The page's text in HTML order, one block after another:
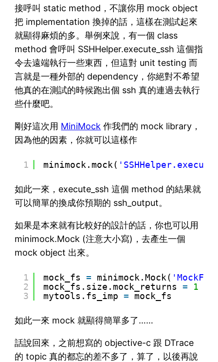
接呼叫 static method，不讓你用 mock object
把 implementation 換掉的話，這樣在測試起來
就顯得麻煩的多。舉例來說，有一個 class
method 會呼叫 SSHHelper.execute_ssh 這個指
令去遠端執行一些東西，但這對 unit testing 而
言就是一種外部的 dependency，你絕對不希望
他真的在測試的時候跑出個 ssh 真的連過去執行
些什麼吧。
剛好這次用 MiniMock 作我們的 mock library，
因為他的因素，你就可以這樣作
1 minimock.mock(
如此一來，execute_ssh 這個 method 的結果就
可以簡單的換成你預期的 ssh_output。
如果是本來就有比較好的設計的話，你也可以用
minimock.Mock (注意大小寫)，去產生一個
mock object 出來。
1
2
3
mock_fs = minimock.Mock(
mock_fs.size.mock_returns =
1
mytools.fs_imp = mock_fs
如此一來 mock 就顯得簡單多了……
話說回來，之前想寫的 objective-c 跟 DTrace
的 topic 真的都忘的差不多了，算了，以後再說